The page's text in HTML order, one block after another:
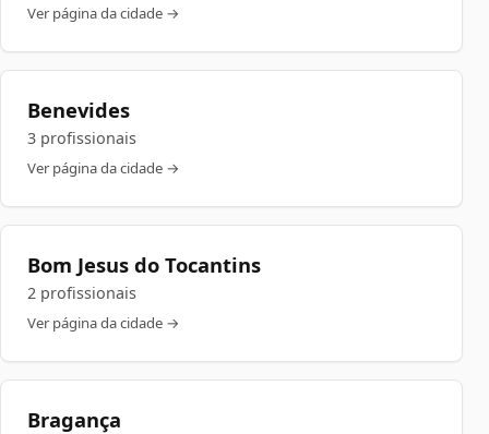
Ver página da cidade →
Benevides
3 profissionais
Ver página da cidade →
Bom Jesus do Tocantins
2 profissionais
Ver página da cidade →
Bragança